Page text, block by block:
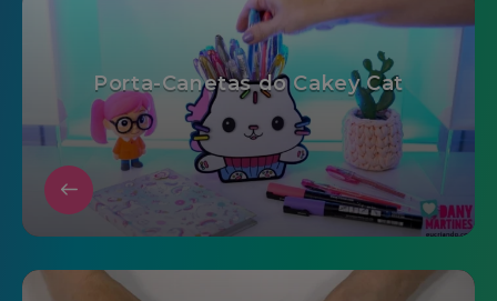
Porta-Canetas do Cakey Cat